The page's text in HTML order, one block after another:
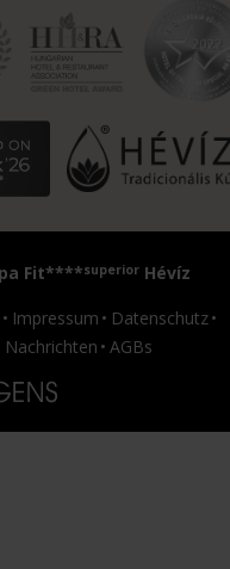
Fit****superior Hévíz
Impressum
Datenschutz
Nachrichten AGBs